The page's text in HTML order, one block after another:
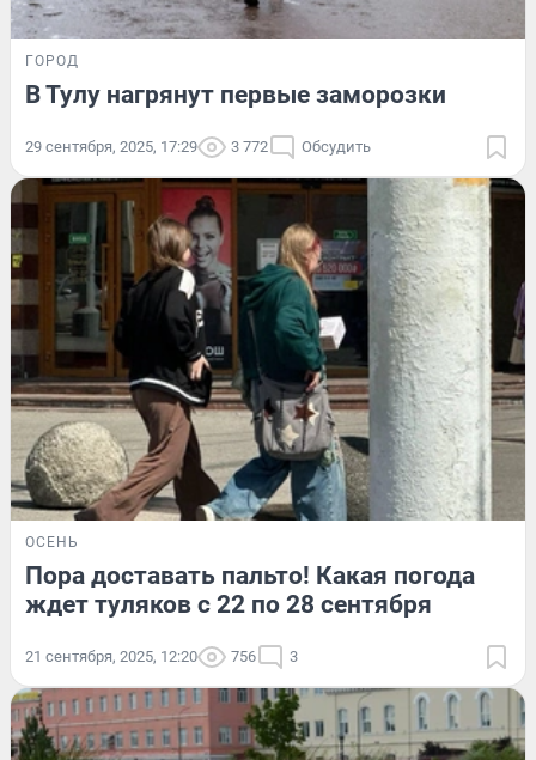
ГОРОД
В Тулу нагрянут первые заморозки
29 сентября, 2025, 17:29 3 772 Обсудить
ОСЕНЬ
Пора доставать пальто! Какая погода
ждет туляков с 22 по 28 сентября
21 сентября, 2025, 12:20 756 3